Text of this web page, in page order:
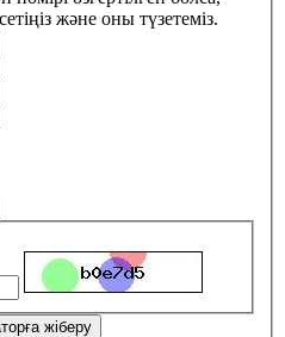
және оны түзетеміз.
жіберу